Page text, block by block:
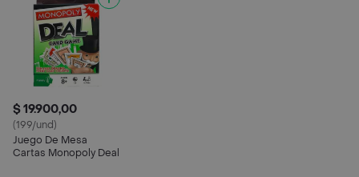
$ 19.900,00
(199/und)
Juego De Mesa
Cartas Monopoly Deal